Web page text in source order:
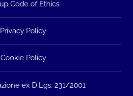
Code of Ethics
Privacy Policy
Cookie Policy
ex D.Lgs. 231/2001